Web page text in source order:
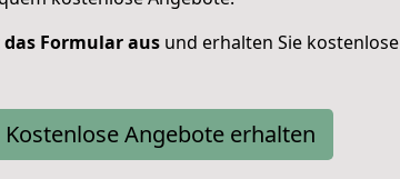
Formular aus und erhalten Sie kostenlose
Kostenlose Angebote erhalten